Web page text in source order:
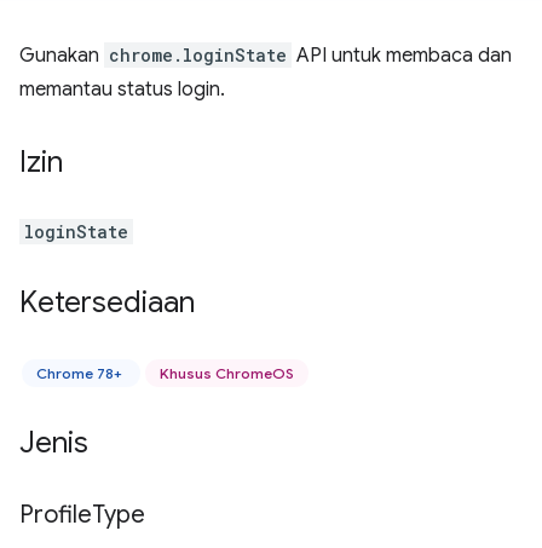
Gunakan chrome.loginState API untuk membaca dan
memantau status login.
Izin
loginState
Ketersediaan
Chrome 78+ Khusus ChromeOS
Jenis
ProfileType